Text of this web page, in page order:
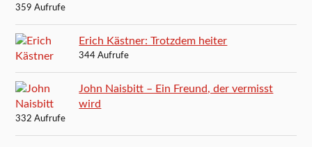
359 Aufrufe
Erich Kästner: Trotzdem heiter
344 Aufrufe
John Naisbitt – Ein Freund, der vermisst
wird
332 Aufrufe